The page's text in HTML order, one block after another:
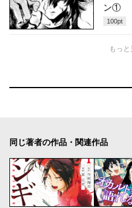
ン①
100pt
もっと
同じ著者の作品・関連作品